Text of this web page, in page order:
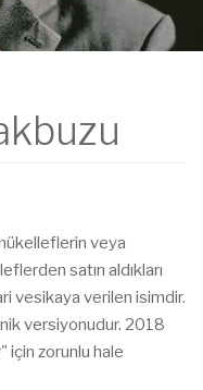
veya
satın aldıkları
vesikaya verilen isimdir.
versiyonudur. 2018
için zorunlu hale